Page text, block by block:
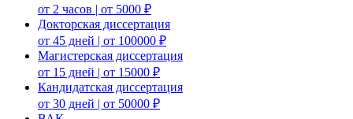
от 2 часов | от 5000 ₽
Докторская диссертация
от 45 дней | от 100000 ₽
Магистерская диссертация
от 15 дней | от 15000 ₽
Кандидатская диссертация
от 30 дней | от 50000 ₽